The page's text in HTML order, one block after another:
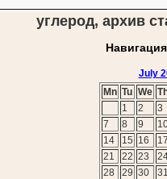
углерод, архив
July
Mn Tu We
1
2
3
7
8 9
14
15 16
21
22 23
28
29 30